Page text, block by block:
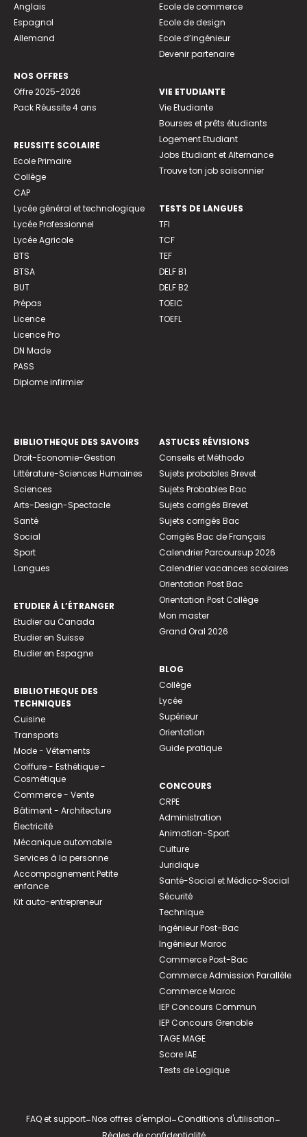
Anglais
Espagnol
Allemand
NOS OFFRES
Offre 2025-2026
Pack Réussite 4 ans
REUSSITE SCOLAIRE
Ecole Primaire
Collège
CAP
Lycée général et technologique
Lycée Professionnel
Lycée Agricole
BTS
BTSA
BUT
Prépas
Licence
Licence Pro
DN Made
PASS
Diplome infirmier
Ecole de commerce
Ecole de design
Ecole d’ingénieur
Devenir partenaire
VIE ETUDIANTE
Vie Etudiante
Bourses et prêts étudiants
Logement Etudiant
Jobs Etudiant et Alternance
Trouve ton job saisonnier
TESTS DE LANGUES
TFI
TCF
TEF
DELF B1
DELF B2
TOEIC
TOEFL
BIBLIOTHEQUE DES SAVOIRS
Droit-Economie-Gestion
Littérature-Sciences Humaines
Sciences
Arts-Design-Spectacle
Santé
Social
Sport
Langues
ETUDIER À L’ÉTRANGER
Etudier au Canada
Etudier en Suisse
Etudier en Espagne
BIBLIOTHEQUE DES
TECHNIQUES
Cuisine
Transports
Mode - Vêtements
Coiffure - Esthétique -
Cosmétique
Commerce - Vente
Bâtiment - Architecture
Électricité
Mécanique automobile
Services à la personne
Accompagnement Petite
enfance
Kit auto-entrepreneur
ASTUCES RÉVISIONS
Conseils et Méthodo
Sujets probables Brevet
Sujets Probables Bac
Sujets corrigés Brevet
Sujets corrigés Bac
Corrigés Bac de Français
Calendrier Parcoursup 2026
Calendrier vacances scolaires
Orientation Post Bac
Orientation Post Collège
Mon master
Grand Oral 2026
BLOG
Collège
Lycée
Supérieur
Orientation
Guide pratique
CONCOURS
CRPE
Administration
Animation-Sport
Culture
Juridique
Santé-Social et Médico-Social
Sécurité
Technique
Ingénieur Post-Bac
Ingénieur Maroc
Commerce Post-Bac
Commerce Admission Parallèle
Commerce Maroc
IEP Concours Commun
IEP Concours Grenoble
TAGE MAGE
Score IAE
Tests de Logique
FAQ et support-Nos offres d'emploi-Conditions d'utilisation-